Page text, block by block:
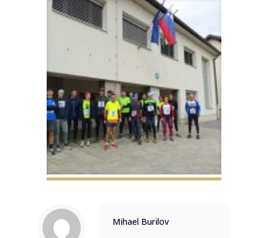
Mihael Burilov